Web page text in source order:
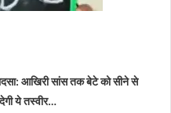
आखिरी सांस तक बेटे को सीने से
ये तस्वीर…